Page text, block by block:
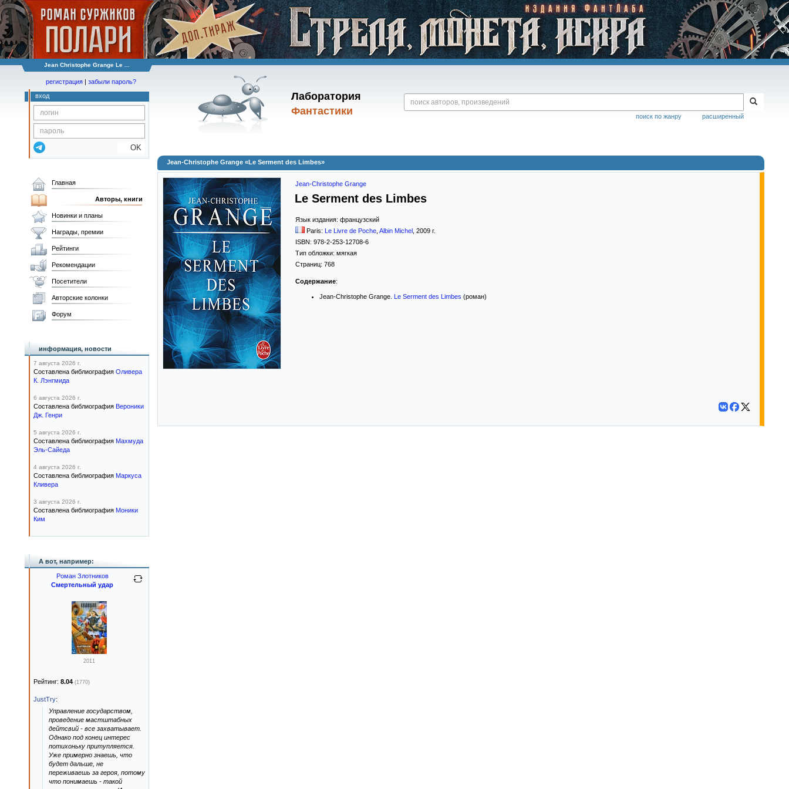
Jean Christophe Grange Le ...
Лаборатория
Фантастики
расширенный
поиск по жанру
регистрация | забыли пароль?
вход
OK
Jean-Christophe Grange «Le Serment des Limbes»
Jean-Christophe Grange
Le Serment des Limbes
Язык издания: французский
Paris: Le Livre de Poche Albin Michel 2009 г.
ISBN: 978-2-253-12708-6
Тип обложки: мягкая
Страниц: 768
Содержание:
Jean-Christophe Grange. Le Serment des Limbes (роман)
Главная
Авторы, книги
Новинки и планы
Награды, премии
Рейтинги
Рекомендации
Посетители
Авторские колонки
Форум
информация, новости
7 августа 2026 г.
Составлена библиография Оливера
К. Лэнгмида
6 августа 2026 г.
Составлена библиография Вероники
Дж. Генри
5 августа 2026 г.
Составлена библиография Махмуда
Эль-Сайеда
4 августа 2026 г.
Составлена библиография Маркуса
Кливера
3 августа 2026 г.
Составлена библиография Моники
Ким
А вот, например:
Роман Злотников
Смертельный удар
2011
Рейтинг: 8.04 (1770)
JustTry:
Управление государством,
проведение мастштабных
дейтсвий - все захватывает.
Однако под конец интерес
потихоньку притупляется.
Уже примерно знаешь, что
будет дальше, не
переживаешь за героя, потому
что понимаешь - такой